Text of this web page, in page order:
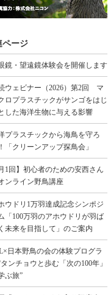
ページ
鏡・望遠鏡体験会を開催します
ウェビナー（2026）第2回 マ
ロプラスチックがサンゴをはじ
した海洋生物に与える影響
プラスチックから海鳥を守ろ
「クリーンアップ探鳥会」
月1回】初心者のための安西さん
ンライン野鳥講座
ウドリ1万羽達成記念シンポジ
「100万羽のアホウドリが羽ば
未来を目指して」のご案内
日本野鳥の会の体験プログラ
ンチョウと歩む「次の100年」
ぶ旅”